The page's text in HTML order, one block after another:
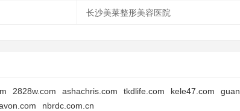
长沙美莱整形美容医院
2828w.com ashachris.com tkdlife.com kele47.com
nbrdc.com.cn